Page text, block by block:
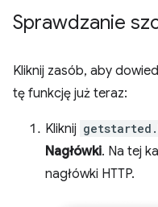
Sprawdzanie
Kliknij zasób, aby
tę funkcję już teraz:
Kliknij
Nagłówki. Na tej
nagłówki HTTP.